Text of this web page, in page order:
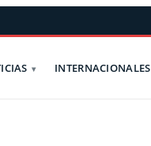
INTERNACIONALES